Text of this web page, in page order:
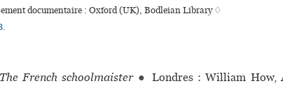
documentaire : Oxford (UK), Bodleian Library ♢
.
The French schoolmaister ● Londres : William How,